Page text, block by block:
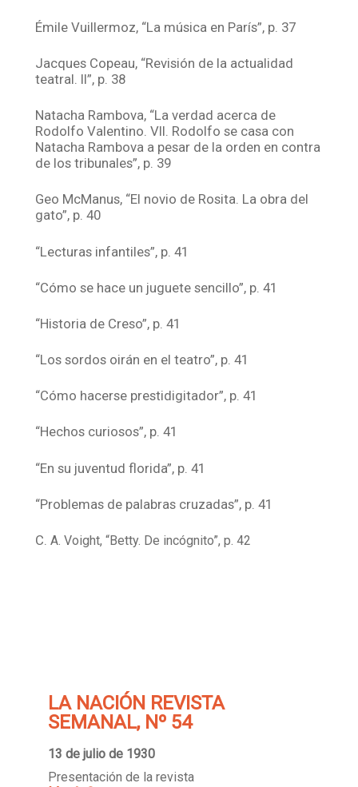
Émile Vuillermoz, “La música en París”, p. 37
Jacques Copeau, “Revisión de la actualidad
teatral. II”, p. 38
Natacha Rambova, “La verdad acerca de
Rodolfo Valentino. VII. Rodolfo se casa con
Natacha Rambova a pesar de la orden en contra
de los tribunales”, p. 39
Geo McManus, “El novio de Rosita. La obra del
gato”, p. 40
“Lecturas infantiles”, p. 41
“Cómo se hace un juguete sencillo”, p. 41
“Historia de Creso”, p. 41
“Los sordos oirán en el teatro”, p. 41
“Cómo hacerse prestidigitador”, p. 41
“Hechos curiosos”, p. 41
“En su juventud florida”, p. 41
“Problemas de palabras cruzadas”, p. 41
C.A. Voight, “Betty. De incógnito”, p. 42
LA NACIÓN REVISTA
SEMANAL, Nº 54
13 de julio de 1930
Presentación de la revista